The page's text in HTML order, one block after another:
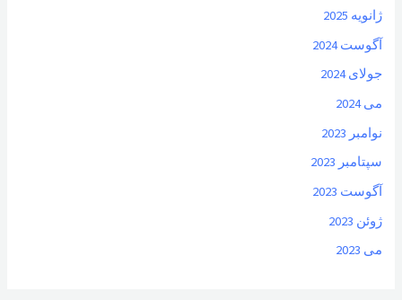
ژانویه 2025
آگوست 2024
جولای 2024
می 2024
نوامبر 2023
سپتامبر 2023
آگوست 2023
ژوئن 2023
می 2023